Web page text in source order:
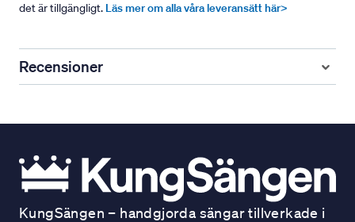
det är tillgängligt. Läs mer om alla våra leveransätt här>
Recensioner
KungSängen – handgjorda sängar tillverkade i